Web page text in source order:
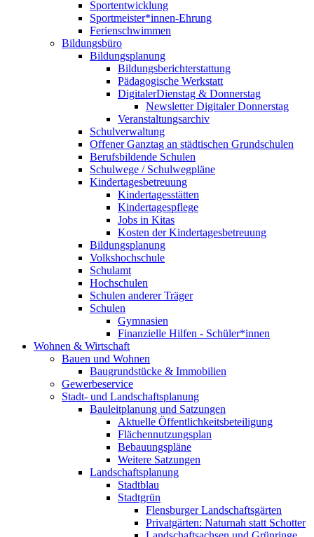
Sportentwicklung
Sportmeister*innen-Ehrung
Ferienschwimmen
Bildungsbüro
Bildungsplanung
Bildungsberichterstattung
Pädagogische Werkstatt
DigitalerDienstag & Donnerstag
Newsletter Digitaler Donnerstag
Veranstaltungsarchiv
Schulverwaltung
Offener Ganztag an städtischen Grundschulen
Berufsbildende Schulen
Schulwege / Schulwegpläne
Kindertagesbetreuung
Kindertagesstätten
Kindertagespflege
Jobs in Kitas
Kosten der Kindertagesbetreuung
Bildungsplanung
Volkshochschule
Schulamt
Hochschulen
Schulen anderer Träger
Schulen
Gymnasien
Finanzielle Hilfen - Schüler*innen
Wohnen & Wirtschaft
Bauen und Wohnen
Baugrundstücke & Immobilien
Gewerbeservice
Stadt- und Landschaftsplanung
Bauleitplanung und Satzungen
Aktuelle Öffentlichkeitsbeteiligung
Flächennutzungsplan
Bebauungspläne
Weitere Satzungen
Landschaftsplanung
Stadtblau
Stadtgrün
Flensburger Landschaftsgärten
Privatgärten: Naturnah statt Schotter